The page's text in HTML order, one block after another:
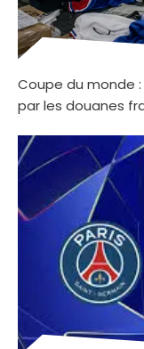
Coupe du monde
par les douanes